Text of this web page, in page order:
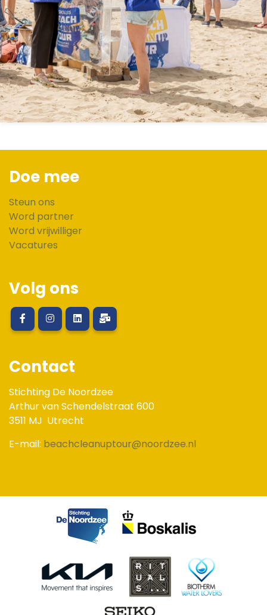
Doe mee
Steun ons
Word partner
Word vrijwilliger
Vacatures
Volg ons
Contact
Stichting De Noordzee
Arthur van Schendelstraat 600
3511 MJ Utrecht
E-mail: beachcleanuptour@noordzee.nl